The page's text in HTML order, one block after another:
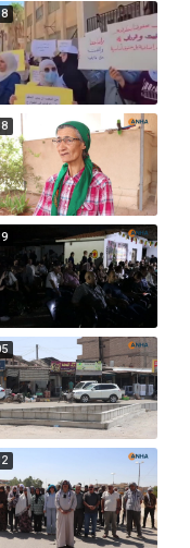
0:18
2:38
4:39
2:05
1:32